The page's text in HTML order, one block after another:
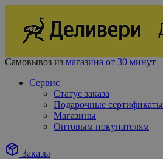
Самовывоз из магазина от 30 минут
Сервис
Статус заказа
Подарочные сертификаты
Магазины
Оптовым покупателям
Заказы